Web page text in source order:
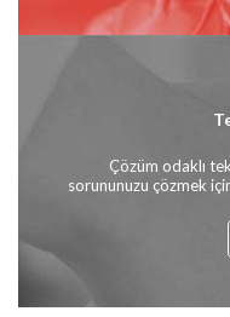
Çözüm odaklı
sorununuzu çözmek